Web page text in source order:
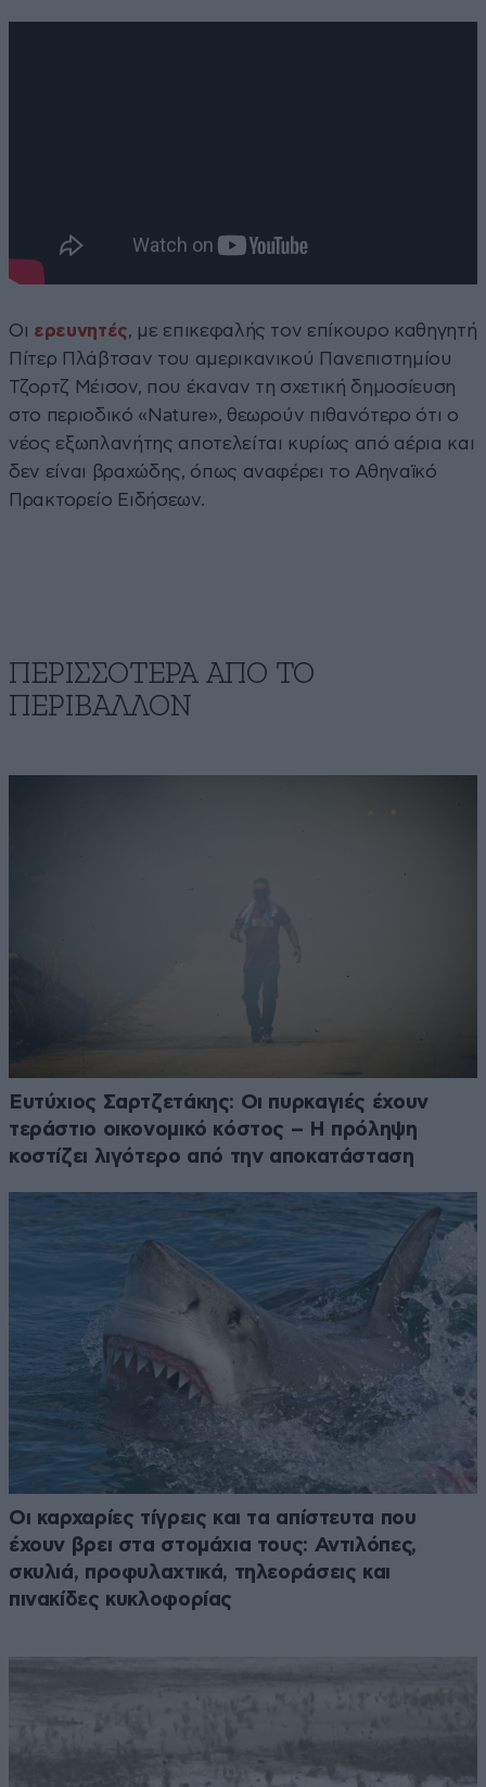
Οι ερευνητές, με επικεφαλής τον επίκουρο καθηγητή
Πίτερ Πλάβτσαν του αμερικανικού Πανεπιστημίου
Τζορτζ Μέισον, που έκαναν τη σχετική δημοσίευση
στο περιοδικό «Nature», θεωρούν πιθανότερο ότι ο
νέος εξωπλανήτης αποτελείται κυρίως από αέρια και
δεν είναι βραχώδης, όπως αναφέρει το Αθηναϊκό
Πρακτορείο Ειδήσεων.
ΠΕΡΙΣΣΟΤΕΡΑ ΑΠΟ ΤΟ
ΠΕΡΙΒΑΛΛΟΝ
Ευτύχιος Σαρτζετάκης: Οι πυρκαγιές έχουν
τεράστιο οικονομικό κόστος – Η πρόληψη
κοστίζει λιγότερο από την αποκατάσταση
Οι καρχαρίες τίγρεις και τα απίστευτα που
έχουν βρει στα στομάχια τους: Αντιλόπες,
σκυλιά, προφυλαχτικά, τηλεοράσεις και
πινακίδες κυκλοφορίας